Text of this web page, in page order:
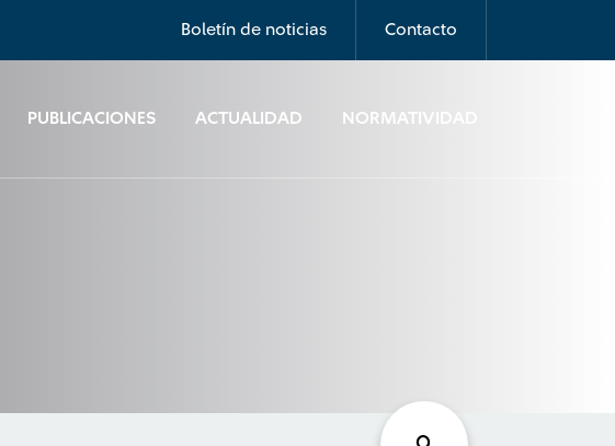
Boletín de noticias Contacto
PUBLICACIONES ACTUALIDAD NORMATIVIDAD